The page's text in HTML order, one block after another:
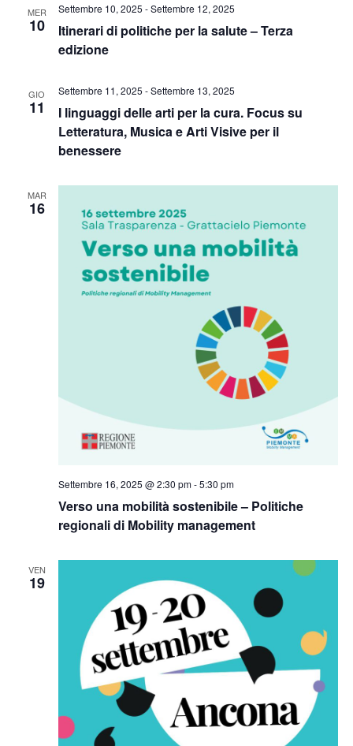
MER
10
Itinerari di politiche per la salute – Terza
edizione
Settembre 10, 2025 -Settembre 12, 2025
GIO
11
I linguaggi delle arti per la cura. Focus su
Letteratura, Musica e Arti Visive per il
benessere
Settembre 11, 2025 -Settembre 13, 2025
MAR
16
Verso una mobilità sostenibile – Politiche
regionali di Mobility management
Settembre 16, 2025 @ 2:30 pm-5:30 pm
VEN
19